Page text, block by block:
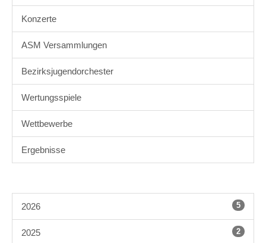
Konzerte
ASM Versammlungen
Bezirksjugendorchester
Wertungsspiele
Wettbewerbe
Ergebnisse
2026 5
2025 2